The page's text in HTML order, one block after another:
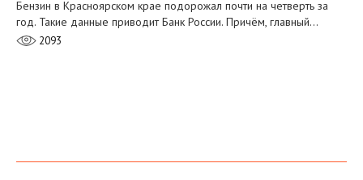
Бензин в Красноярском крае подорожал почти на четверть за
год. Такие данные приводит Банк России. Причём, главный…
2093